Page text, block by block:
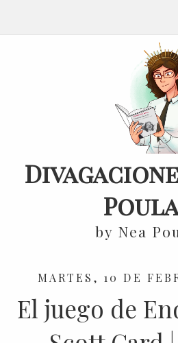
by Nea
MARTES, 10 DE
El juego de